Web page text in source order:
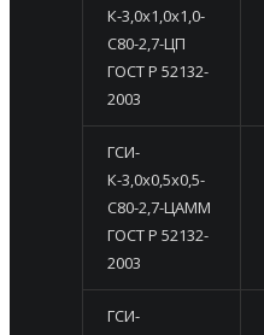
К-3,0х1,0х1,0-
С80-2,7-ЦП
ГОСТ Р 52132-
2003
ГСИ-
К-3,0х0,5х0,5-
С80-2,7-ЦАММ
ГОСТ Р 52132-
2003
ГСИ-